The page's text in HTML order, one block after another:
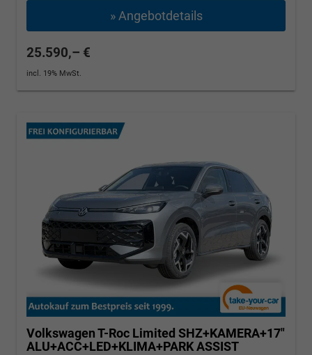
» Angebotdetails
25.590,– €
incl. 19% MwSt.
Volkswagen T-Roc Limited SHZ+KAMERA+17"
ALU+ACC+LED+KLIMA+PARK ASSIST